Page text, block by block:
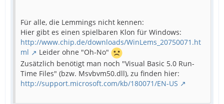
Für alle, die Lemmings nicht kennen:
Hier gibt es einen spielbaren Klon für Windows:
http://www.chip.de/downloads/WinLems_20750071.ht
ml
Leider ohne "Oh-No"
Zusätzlich benötigt man noch "Visual Basic 5.0 Run-
Time Files" (bzw. Msvbvm50.dll), zu finden hier:
http://support.microsoft.com/kb/180071/EN-US